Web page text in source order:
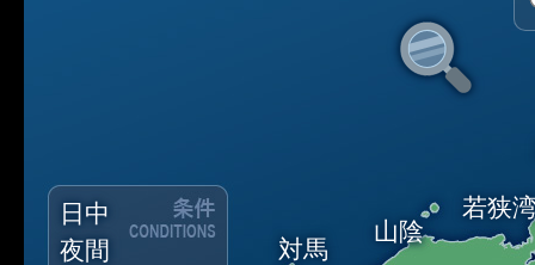
若狭
山陰
対馬
日中
夜間